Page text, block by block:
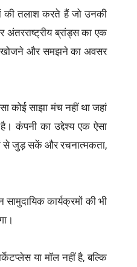
की तलाश करते हैं जो उनकी
ब्रांड्स का एक
खोजने और समझने का अवसर
कोई साझा मंच नहीं था जहां
कंपनी का उद्देश्य एक ऐसा
से जुड़ सकें और रचनात्मकता,
कार्यक्रमों की भी
या मॉल नहीं है, बल्कि